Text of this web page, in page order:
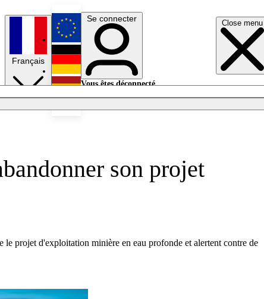
Close menu
Français
English
Deutsch
Se connecter
Vous êtes déconnecté.
son projet
le projet d'exploitation minière en eau profonde et alertent contre de